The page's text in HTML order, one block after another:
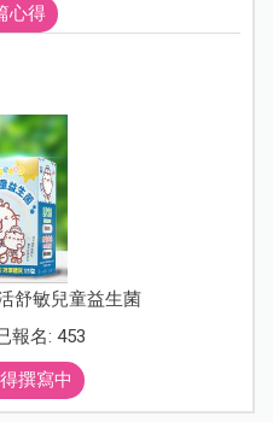
心得
舒敏兒童益生菌
報名: 453
撰寫中